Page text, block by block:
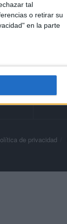
tal
o retirar su
en la parte
de privacidad